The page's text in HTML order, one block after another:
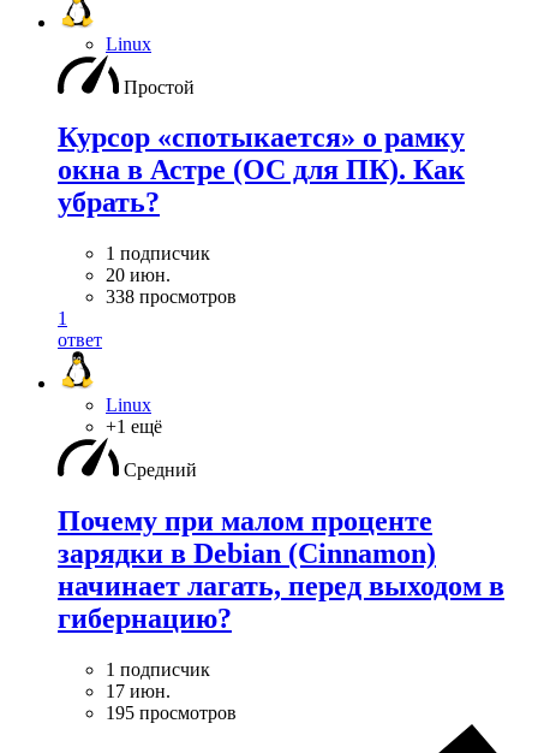
Linux
Простой
Курсор «спотыкается» о рамку
окна в Астре (ОС для ПК). Как
убрать?
1 подписчик
20 июн.
338 просмотров
1
ответ
Linux
+1 ещё
Средний
Почему при малом проценте
зарядки в Debian (Cinnamon)
начинает лагать, перед выходом в
гибернацию?
1 подписчик
17 июн.
195 просмотров